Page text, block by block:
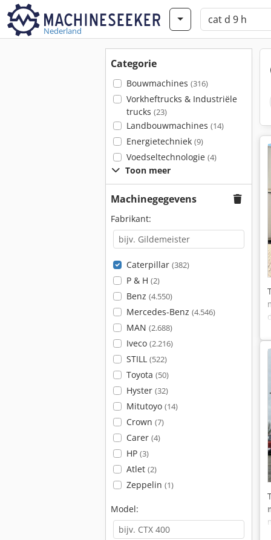
Nederland
Categorie
Bouwmachines (316)
Vorkheftrucks & Industriële
trucks (23)
Landbouwmachines (14)
Energietechniek (9)
Voedseltechnologie (4)
Toon meer
Machinegegevens
Fabrikant:
Caterpillar (382)
P & H (2)
Benz (4.550)
Mercedes-Benz (4.546)
MAN (2.688)
Iveco (2.216)
STILL (522)
Toyota (50)
Hyster (32)
Mitutoyo (14)
Crown (7)
Carer (4)
HP (3)
Atlet (2)
Zeppelin (1)
Model: